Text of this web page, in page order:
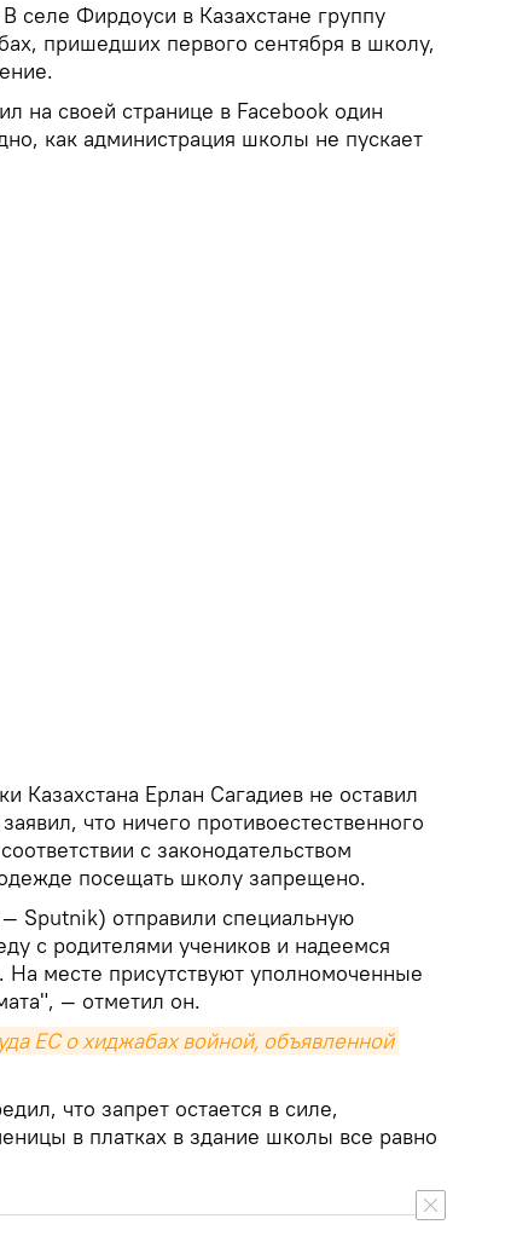
В селе Фирдоуси в Казахстане группу
пришедших первого сентября в школу,
на своей странице в Facebook один
как администрация школы не пускает
Казахстана Ерлан Сагадиев не оставил
что ничего противоестественного
с законодательством
посещать школу запрещено.
Sputnik) отправили специальную
с родителями учеников и надеемся
месте присутствуют уполномоченные
— отметил он.
ЕС о хиджабах войной, объявленной
что запрет остается в силе,
в платках в здание школы все равно